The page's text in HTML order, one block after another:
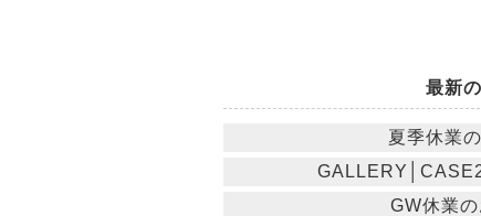
最新
夏季休業
GW休業